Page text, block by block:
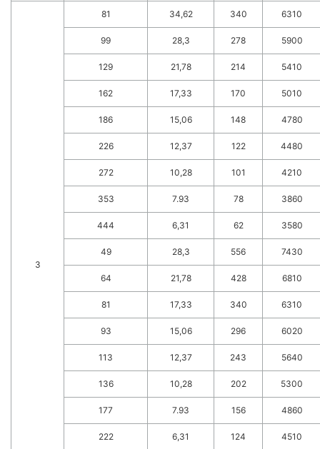
3
81 34,62 340 6310
99 28,3 278 5900
129 21,78 214 5410
162 17,33 170 5010
186 15,06 148 4780
226 12,37 122 4480
272 10,28 101 4210
353 7.93 78 3860
444 6,31 62 3580
49 28,3 556 7430
64 21,78 428 6810
81 17,33 340 6310
93 15,06 296 6020
113 12,37 243 5640
136 10,28 202 5300
177 7.93 156 4860
222 6,31 124 4510